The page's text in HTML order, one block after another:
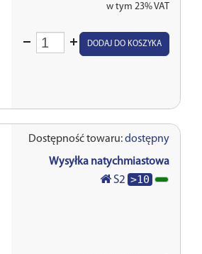
w tym 23% VAT
Wprowadź
ilość
DODAJ DO KOSZYKA
Dostępność towaru:dostępny
Wysyłka natychmiastowa
S2 >10